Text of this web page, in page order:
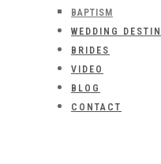
BAPTISM
WEDDING
BRIDES
VIDEO
BLOG
CONTACT